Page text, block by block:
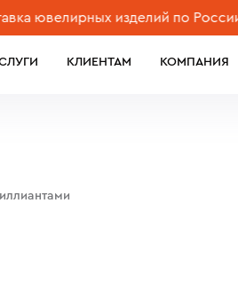
изделий по России.
КЛИЕНТАМ КОМПАНИЯ